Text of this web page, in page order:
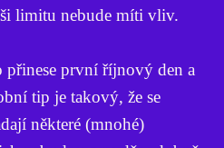
limitu nebude míti vliv.
přinese první říjnový den a
tip je takový, že se
některé (mnohé)